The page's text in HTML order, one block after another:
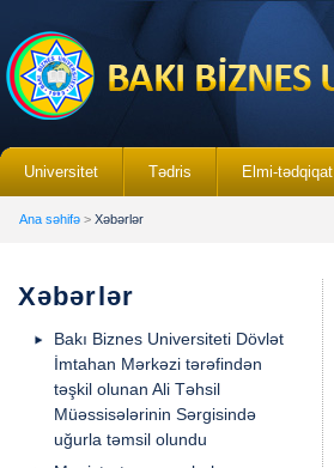
Universitet Tədris Elmi-tədqiqat
Ana səhifə > Xəbərlər
Xəbərlər
Bakı Biznes Universiteti Dövlət
İmtahan Mərkəzi tərəfindən
təşkil olunan Ali Təhsil
Müəssisələrinin Sərgisində
uğurla təmsil olundu